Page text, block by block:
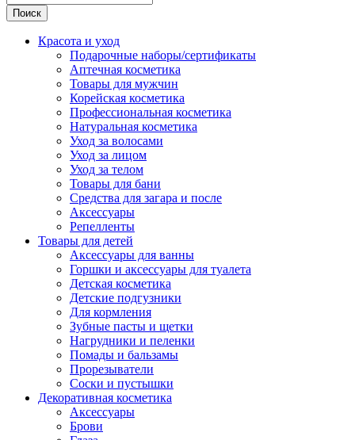
Поиск
Красота и уход
Подарочные наборы/сертификаты
Аптечная косметика
Товары для мужчин
Корейская косметика
Профессиональная косметика
Натуральная косметика
Уход за волосами
Уход за лицом
Уход за телом
Товары для бани
Средства для загара и после
Аксессуары
Репелленты
Товары для детей
Аксессуары для ванны
Горшки и аксессуары для туалета
Детская косметика
Детские подгузники
Для кормления
Зубные пасты и щетки
Нагрудники и пеленки
Помады и бальзамы
Прорезыватели
Соски и пустышки
Декоративная косметика
Аксессуары
Брови